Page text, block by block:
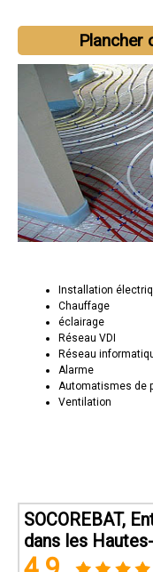
Plancher
Installation
Chauffage
éclairage
Réseau VDI
Réseau
Alarme
Automatismes de
Ventilation
SOCOREBAT,
dans les